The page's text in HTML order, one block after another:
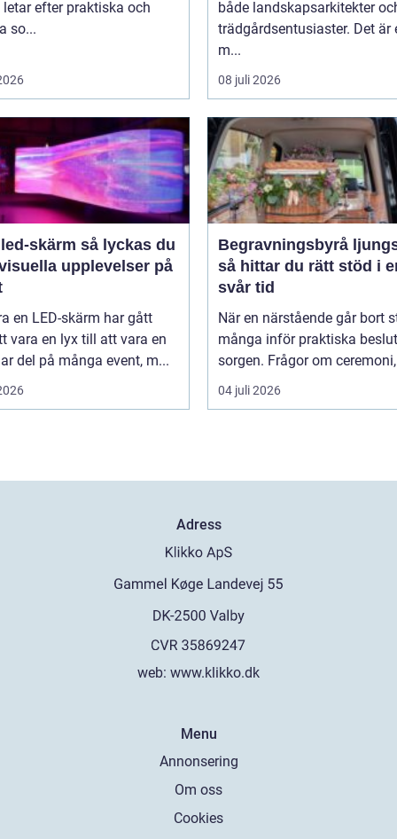
letar efter praktiska och
so...
både landskapsarkitekter
trädgårdsentusiaster. Det är
m...
08 juli 2026
så lyckas du
upplevelser på
en LED-skärm har gått
vara en lyx till att vara en
del på många event, m...
Begravningsbyrå
så hittar du rätt stöd i
svår tid
När en närstående går bort
många inför praktiska
sorgen. Frågor om
04 juli 2026
Adress
web: www.klikko.dk
Menu
Annonsering
Om oss
Cookies